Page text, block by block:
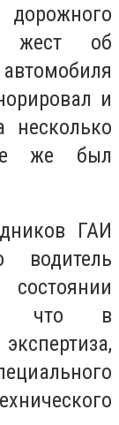
жест об
и
же был
ГАИ
водитель
что в